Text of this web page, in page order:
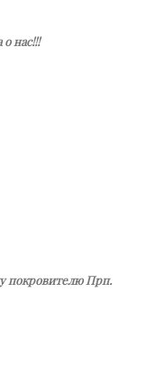
нас!!!
покровителю Прп.